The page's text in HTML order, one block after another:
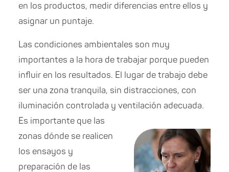
en los productos, medir diferencias entre ellos y
asignar un puntaje.
Las condiciones ambientales son muy
importantes a la hora de trabajar porque pueden
influir en los resultados. El lugar de trabajo debe
ser una zona tranquila, sin distracciones, con
iluminación controlada y ventilación adecuada.
Es importante que las
zonas dónde se realicen
los ensayos y
preparación de las